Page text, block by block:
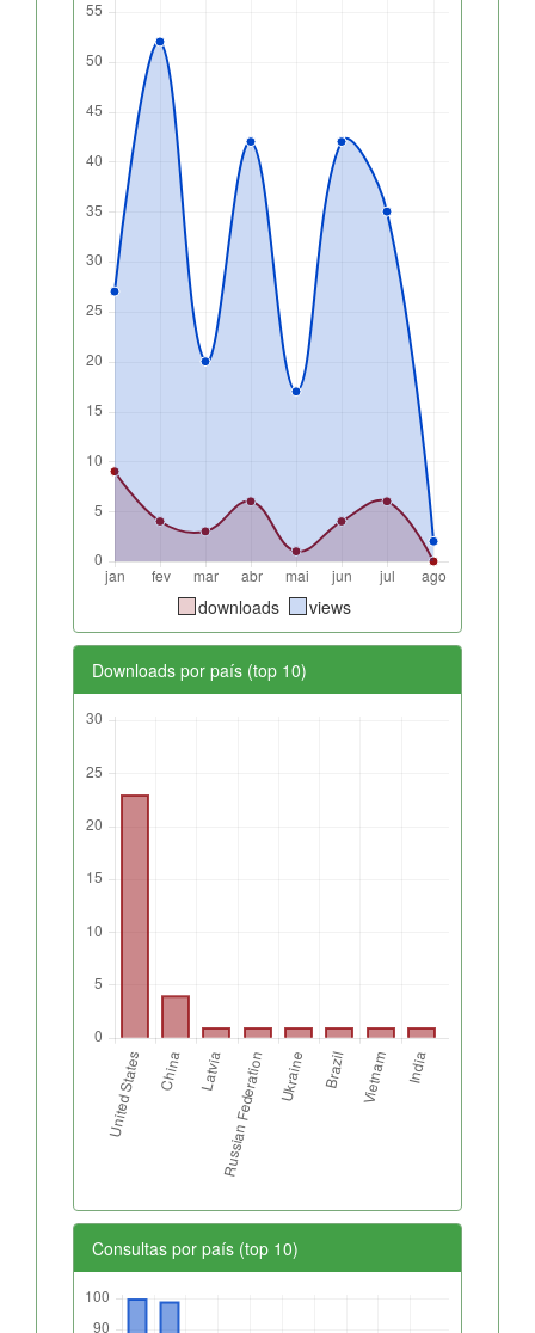
downloads views
Downloads por país (top 10)
Consultas por país (top 10)